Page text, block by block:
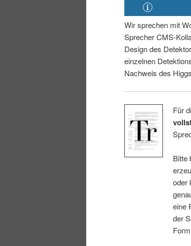
g
e
n
i
n
g
e
n
Wir sprechen mit
Sprecher CMS-
Design des
einzelnen
Nachweis des
Für
Bitte
oder
eine
der